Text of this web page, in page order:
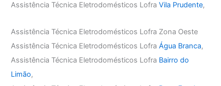
Assistência Técnica Eletrodomésticos LofraVila Prudente,
Assistência Técnica Eletrodomésticos Lofra Zona Oeste
Assistência Técnica Eletrodomésticos LofraÁgua Branca,
Assistência Técnica Eletrodomésticos Lofra Bairro do
Limão,